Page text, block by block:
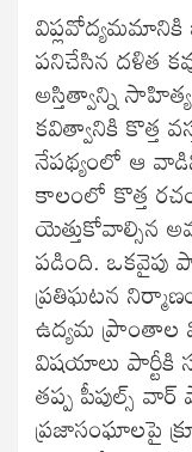
పనిచేసిన దళిత
అస్తిత్వాన్ని
కవిత్వానికి కొత్త
నేపథ్యంలో ఆ
కాలంలో కొత్త
యెత్తుకోవాల్సిన
పడింది. ఒకవైపు
ప్రతిఘటన
ఉద్యమ ప్రాంతాల
విషయాలు
తప్ప పీపుల్స్ వార్
ప్రజాసంఘాలపై